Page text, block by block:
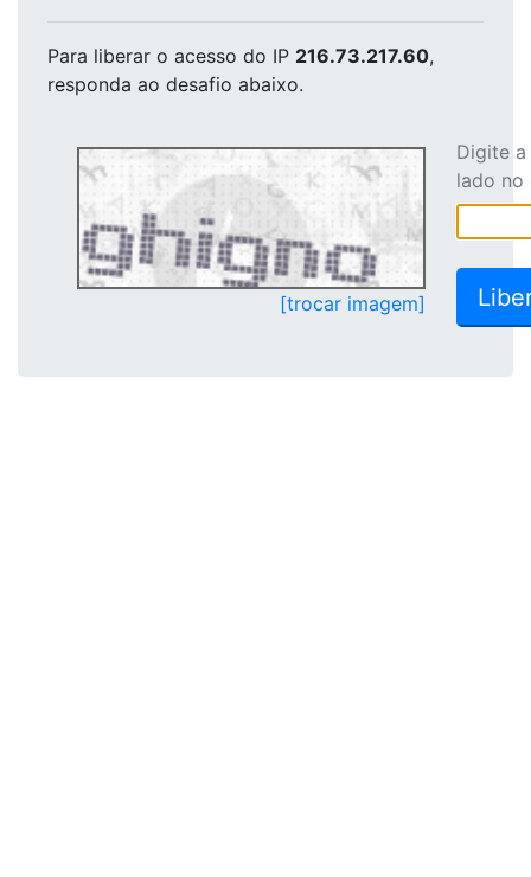
Para liberar o acesso do IP 216.73.217.60,
responda ao desafio abaixo.
[trocar imagem]
Digite
lado no